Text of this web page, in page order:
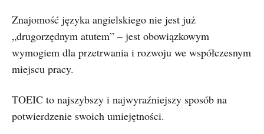
Znajomość języka angielskiego nie jest już
„drugorzędnym atutem” – jest obowiązkowym
wymogiem dla przetrwania i rozwoju we współczesnym
miejscu pracy.
TOEIC to najszybszy i najwyraźniejszy sposób na
potwierdzenie swoich umiejętności.